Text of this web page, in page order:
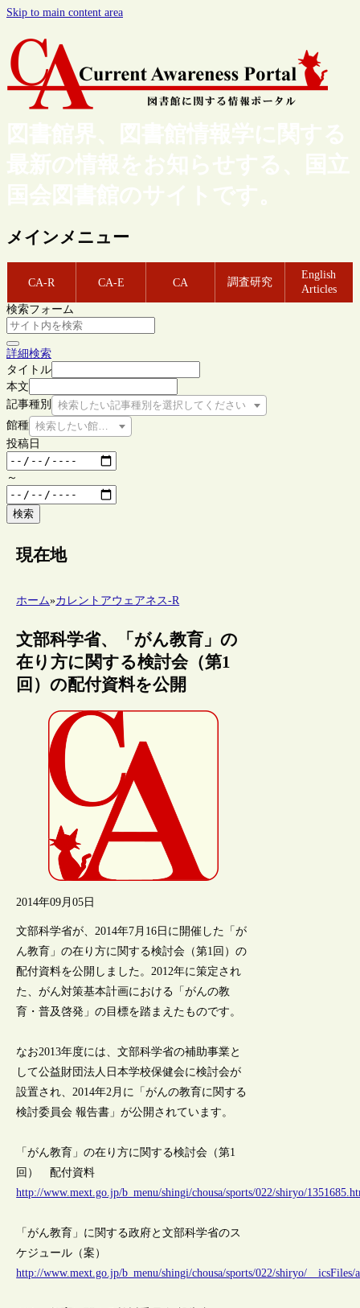
Skip to main content area
図書館界、図書館情報学に関する
最新の情報をお知らせする、国立
国会図書館のサイトです。
メインメニュー
CA-R CA-E CA 調査研究
English
Articles
検索フォーム
詳細検索
タイトル
本文
記事種別
検索したい記事種別を選択してください
館種 検索したい館種を選択してください
投稿日
～
検索
現在地
ホーム»カレントアウェアネス-R
文部科学省、「がん教育」の
在り方に関する検討会（第1
回）の配付資料を公開
2014年09月05日
文部科学省が、2014年7月16日に開催した「が
ん教育」の在り方に関する検討会（第1回）の
配付資料を公開しました。2012年に策定され
た、がん対策基本計画における「がんの教
育・普及啓発」の目標を踏まえたものです。
なお2013年度には、文部科学省の補助事業と
して公益財団法人日本学校保健会に検討会が
設置され、2014年2月に「がんの教育に関する
検討委員会 報告書」が公開されています。
「がん教育」の在り方に関する検討会（第1
回） 配付資料
http://www.mext.go.jp/b_menu/shingi/chousa/sports/022/shiryo/
「がん教育」に関する政府と文部科学省のス
ケジュール（案）
http://www.mext.go.jp/b_menu/shingi/chousa/sports/022/shiryo/